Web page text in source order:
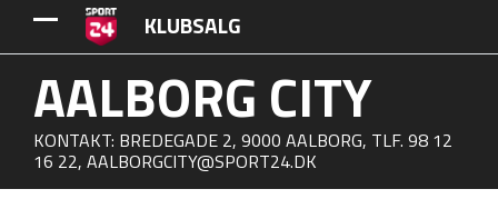
KLUBSALG
AALBORG CITY
KONTAKT: BREDEGADE 2, 9000 AALBORG, TLF. 98 12
16 22, AALBORGCITY@SPORT24.DK